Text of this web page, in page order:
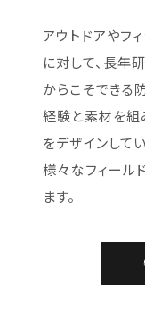
アウトドアやフ
に対して、長年
からこそできる
経験と素材を組
をデザインして
様々なフィール
ます。